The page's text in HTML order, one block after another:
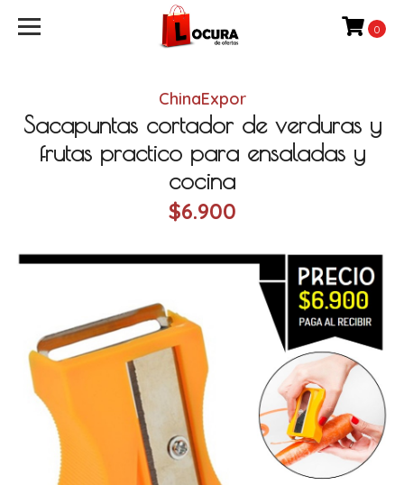
0
ChinaExpor
Sacapuntas cortador de verduras y
frutas practico para ensaladas y
cocina
$6.900